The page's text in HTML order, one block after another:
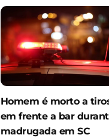
Homem é morto a
em frente a bar
madrugada em SC